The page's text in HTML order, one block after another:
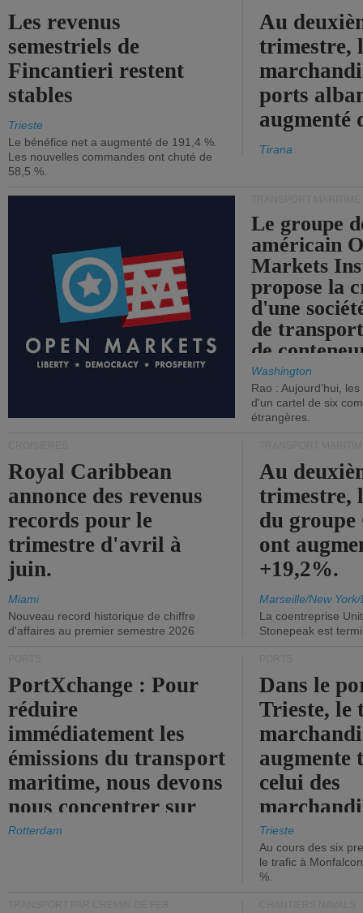
Les revenus
semestriels de
Fincantieri restent
stables
Trieste
Le bénéfice net a augmenté de 191,4 %.
Les nouvelles commandes ont chuté de
58,5 %.
Au
trimestre,
ports
augmenté
Tirana
Le groupe
américain
Markets
propose la
d'une
de
de
Washington
Rao : Aujourd'hui,
d'un cartel de six
étrangères.
Royal Caribbean
annonce des revenus
records pour le
trimestre d'avril à
juin.
Miami
Nouveau record historique de chiffre
d'affaires au premier semestre 2026
Au
trimestre,
du
ont
+19,2%.
Marseille/New
La coentreprise
Stonepeak est
PortXchange : Pour
réduire
immédiatement les
émissions du transport
maritime, nous devons
nous concentrer sur
les ports.
Rotterdam
Dans le
Trieste, le
augmente
celui des
diminue.
Trieste
Au cours des six
le trafic à
%.